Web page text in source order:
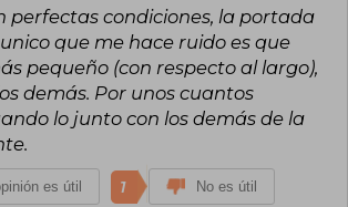
perfectas condiciones, la portada
que me hace ruido es que
pequeño (con respecto al largo),
demás. Por unos cuantos
lo junto con los demás de la
es útil 1 No es útil